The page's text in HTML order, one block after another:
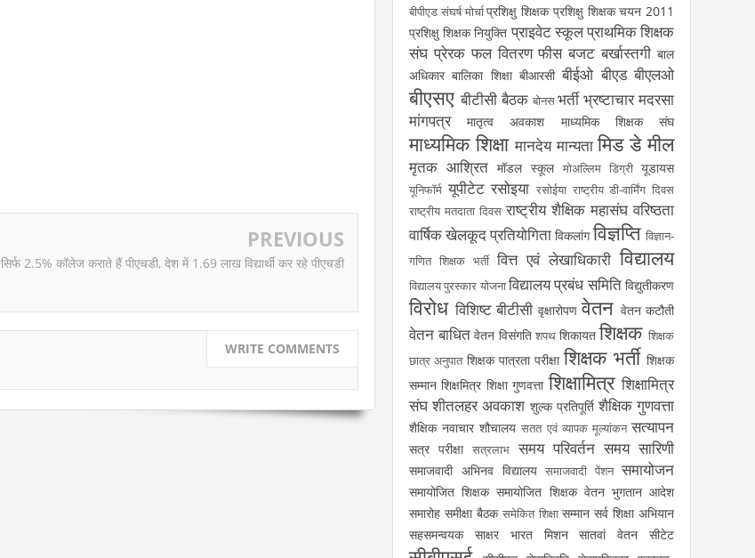
PREVIOUS
सिर्फ 2.5% कॉलेज कराते हैं पीएचडी, देश में 1.69 लाख विद्यार्थी कर रहे पीएचडी
WRITE COMMENTS
बीपीएड संघर्ष मोर्चा प्रशिक्षु शिक्षक प्रशिक्षु शिक्षक चयन 2011
प्रशिक्षु शिक्षक नियुक्ति प्राइवेट स्कूलप्राथमिक शिक्षक
संघ प्रेरक फल वितरण फीस बजट बर्खास्तगी बाल
अधिकार बालिका शिक्षा बीआरसी बीईओ बीएड बीएलओ
बीएसए बीटीसी बैठक बोनस भर्ती भ्रष्टाचार मदरसा
मांगपत्र
मातृत्व अवकाश माध्यमिक शिक्षक संघ
माध्यमिक शिक्षा मानदेय मान्यता मिड डे मील
मृतक आश्रित मॉडल स्कूल मोअल्लिम डिग्री यूडायस
यूनिफॉर्म यूपीटेट रसोइया रसोईया राष्ट्रीय डी-वार्मिंग दिवस
राष्ट्रीय मतदाता दिवस राष्ट्रीय शैक्षिक महासंघ वरिष्ठता
वार्षिक खेलकूद प्रतियोगिता विकलांग विज्ञप्ति विज्ञान-
गणित शिक्षक भर्ती वित्त एवं लेखाधिकारी विद्यालय
विद्यालय पुरस्कार योजनाविद्यालय प्रबंध समिति विद्युतीकरण
विरोध विशिष्ट बीटीसी वृक्षारोपण वेतन वेतन कटौती
वेतन बाधित वेतन विसंगति शपथ शिकायत शिक्षक शिक्षक
छात्र अनुपात शिक्षक पात्रता परीक्षा शिक्षक भर्ती शिक्षक
सम्मान शिक्षमित्र शिक्षा गुणवत्ता शिक्षामित्र शिक्षामित्र
संघ शीतलहर अवकाश शुल्क प्रतिपूर्ति शैक्षिक गुणवत्ता
शैक्षिक नवाचार शौचालय सतत एवं व्यापक मूल्यांकन सत्यापन
सत्र परीक्षा सत्रलाभ समय परिवर्तन समय सारिणी
समाजवादी अभिनव विद्यालय समाजवादी पेंशन समायोजन
समायोजित शिक्षक समायोजित शिक्षक वेतन भुगतान आदेश
समारोह समीक्षा बैठक समेकित शिक्षा सम्मान सर्व शिक्षा अभियान
सहसमन्वयक
साक्षर भारत मिशन सातवां वेतन सीटेट